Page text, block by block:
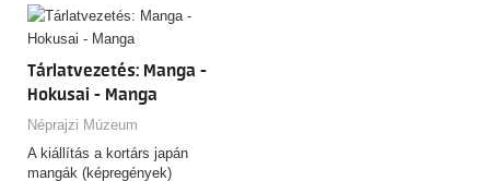
Tárlatvezetés: Manga -
Hokusai - Manga
Néprajzi Múzeum
A kiállítás a kortárs japán
mangák (képregények)